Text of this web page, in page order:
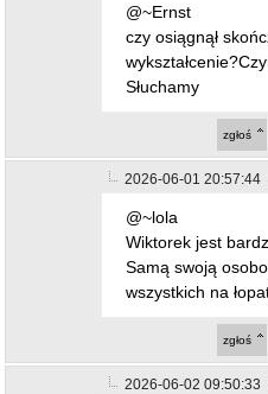
@~Ernst
czy osiągnął
Słuchamy
zgłoś
2026-06-01 20:57:44
@~lola
Wiktorek jest
Samą swoją
wszystkich na
zgłoś
2026-06-02 09:50:33